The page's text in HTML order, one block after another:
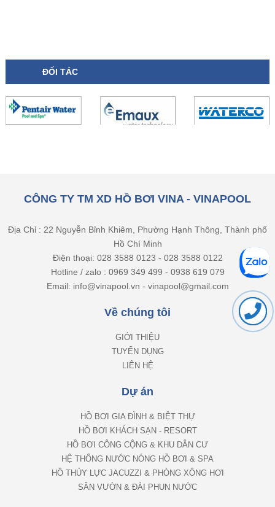
ĐỐI TÁC
CÔNG TY TM XD HỒ BƠI VINA - VINAPOOL
Địa Chỉ : 22 Nguyễn Bỉnh Khiêm, Phường Hạnh Thông, Thành phố
Hồ Chí Minh
Điện thoại: 028 3588 0123 - 028 3588 0122
Hotline / zalo : 0969 349 499 - 0938 619 079
Email: info@vinapool.vn - vinapool@gmail.com
Về chúng tôi
GIỚI THIỆU
TUYỂN DỤNG
LIÊN HỆ
Dự án
HỒ BƠI GIA ĐÌNH & BIỆT THỰ
HỒ BƠI KHÁCH SẠN - RESORT
HỒ BƠI CÔNG CỘNG & KHU DÂN CƯ
HỆ THỐNG NƯỚC NÓNG HỒ BƠI & SPA
HỒ THỦY LỰC JACUZZI & PHÒNG XÔNG HƠI
SÂN VƯỜN & ĐÀI PHUN NƯỚC